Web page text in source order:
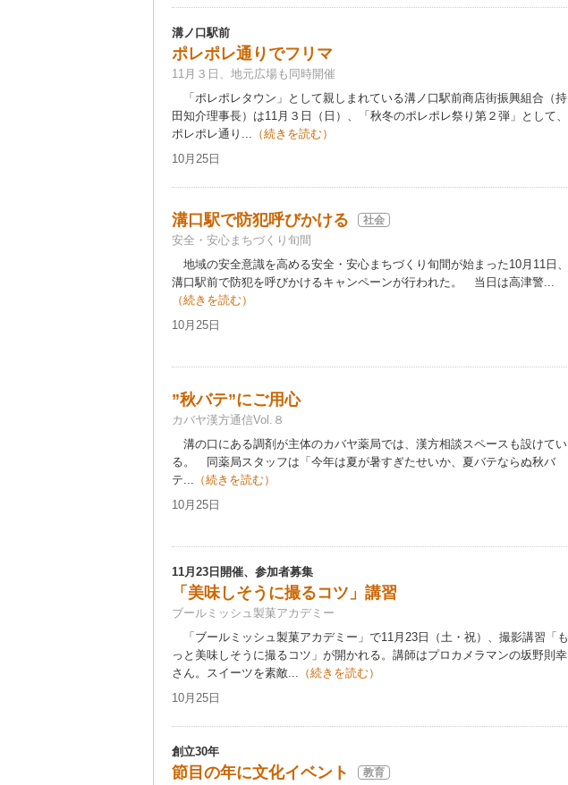
溝ノ口駅前
ポレポレ通りでフリマ
11月３日、地元広場も同時開催
「ポレポレタウン」として親しまれている溝ノ口駅前商店街振興組合（持
田知介理事長）は11月３日（日）、「秋冬のポレポレ祭り第２弾」として、
ポレポレ通り... （続きを読む）
10月25日
溝口駅で防犯呼びかける 社会
安全・安心まちづくり旬間
地域の安全意識を高める安全・安心まちづくり旬間が始まった10月11日、
溝口駅前で防犯を呼びかけるキャンペーンが行われた。 当日は高津警...
（続きを読む）
10月25日
”秋バテ”にご用心
カバヤ漢方通信Vol.８
溝の口にある調剤が主体のカバヤ薬局では、漢方相談スペースも設けてい
る。 同薬局スタッフは「今年は夏が暑すぎたせいか、夏バテならぬ秋バ
テ... （続きを読む）
10月25日
11月23日開催、参加者募集
「美味しそうに撮るコツ」講習
ブールミッシュ製菓アカデミー
「ブールミッシュ製菓アカデミー」で11月23日（土・祝）、撮影講習「も
っと美味しそうに撮るコツ」が開かれる。講師はプロカメラマンの坂野則幸
さん。スイーツを素敵... （続きを読む）
10月25日
創立30年
節目の年に文化イベント 教育